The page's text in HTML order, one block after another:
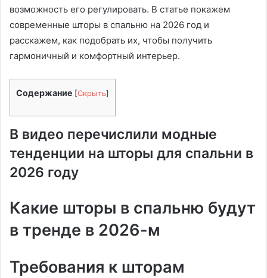
возможность его регулировать. В статье покажем
современные шторы в спальню на 2026 год и
расскажем, как подобрать их, чтобы получить
гармоничный и комфортный интерьер.
Содержание [Скрыть]
В видео перечислили модные
тенденции на шторы для спальни в
2026 году
Какие шторы в спальню будут
в тренде в 2026-м
Требования к шторам